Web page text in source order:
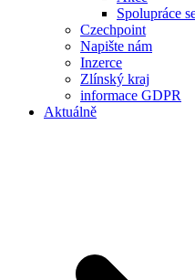
Spolupráce
Czechpoint
Napište nám
Inzerce
Zlínský kraj
informace GDPR
Aktuálně